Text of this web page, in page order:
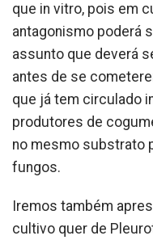
que in vitro, pois em
antagonismo poderá
assunto que deverá
antes de se
que já tem circulado
produtores de
no mesmo substrato
fungos.
Iremos também
cultivo quer de